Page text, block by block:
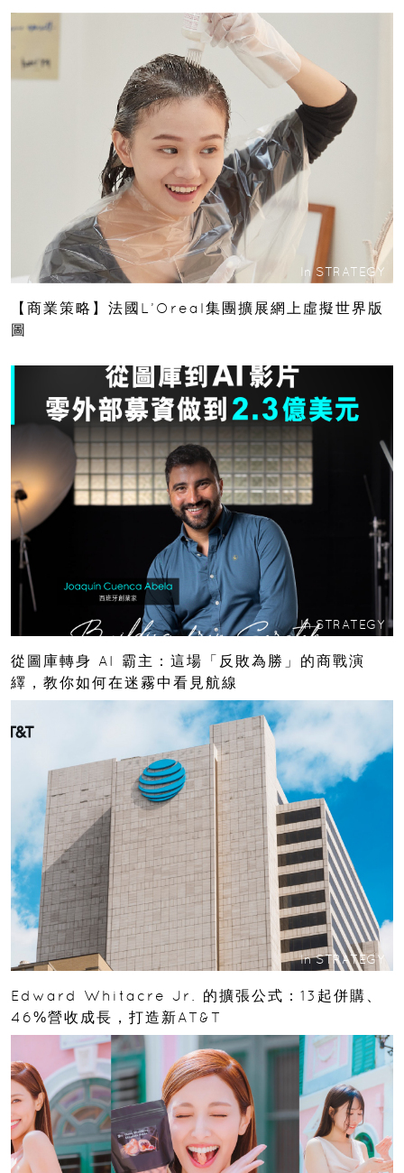
In STRATEGY
【商業策略】法國L’Oreal集團擴展網上虛擬世界版
圖
In STRATEGY
從圖庫轉身 AI 霸主：這場「反敗為勝」的商戰演
繹，教你如何在迷霧中看見航線
In STRATEGY
Edward Whitacre Jr. 的擴張公式：13起併購、
46%營收成長，打造新AT&T